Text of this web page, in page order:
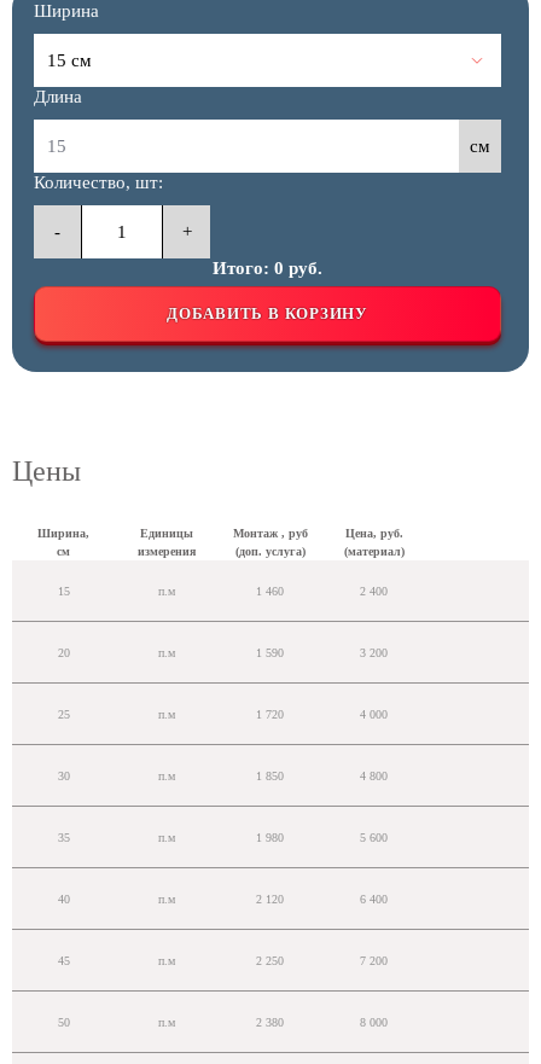
Ширина
Длина
см
Количество, шт:
-
+
Итого: 0 руб.
ДОБАВИТЬ В КОРЗИНУ
Цены
Ширина,
см
Единицы
измерения
Монтаж , руб
(доп. услуга)
Цена, руб.
(материал)
15 п.м 1 460 2 400
20 п.м 1 590 3 200
25 п.м 1 720 4 000
30 п.м 1 850 4 800
35 п.м 1 980 5 600
40 п.м 2 120 6 400
45 п.м 2 250 7 200
50 п.м 2 380 8 000